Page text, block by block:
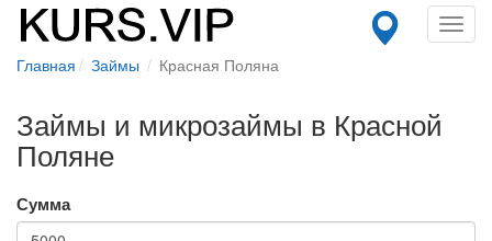
Главная Займы Красная Поляна
Займы и микрозаймы в Красной
Поляне
Сумма